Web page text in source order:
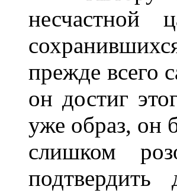
несчастной
прежде всего
он достиг
уже образ, он
слишком